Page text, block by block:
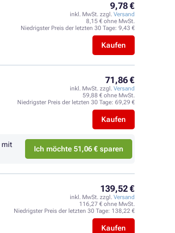
9,78 €
inkl. MwSt. zzgl. Versand
8,15 € ohne MwSt.
Niedrigster Preis der letzten 30 Tage: 9,43 €
Kaufen
71,86 €
inkl. MwSt. zzgl. Versand
59,88 € ohne MwSt.
Niedrigster Preis der letzten 30 Tage: 69,29 €
Kaufen
mit
Ich möchte 51,06 € sparen
139,52 €
inkl. MwSt. zzgl. Versand
116,27 € ohne MwSt.
Niedrigster Preis der letzten 30 Tage: 138,22 €
Kaufen